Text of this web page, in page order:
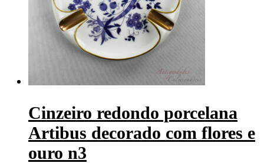
Cinzeiro redondo porcelana
Artibus decorado com flores e
ouro n3